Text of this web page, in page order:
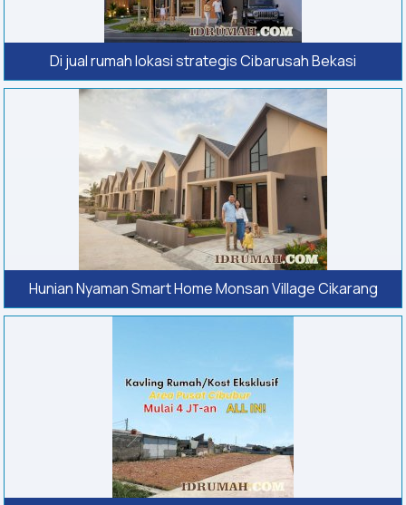
Di jual rumah lokasi strategis Cibarusah Bekasi
Hunian Nyaman Smart Home Monsan Village Cikarang